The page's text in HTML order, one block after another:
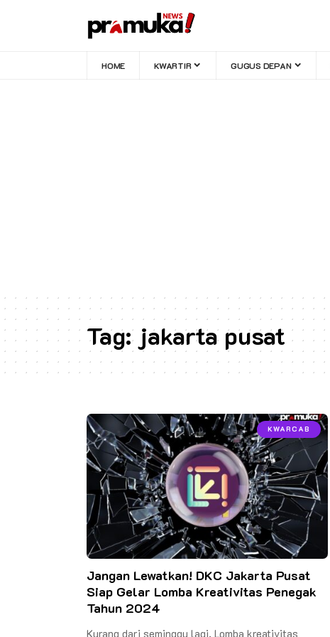
HOME KWARTIR GUGUS DEPAN
Tag: jakarta pusat
KWARCAB
Jangan Lewatkan! DKC Jakarta Pusat
Siap Gelar Lomba Kreativitas Penegak
Tahun 2024
Kurang dari seminggu lagi, Lomba kreativitas